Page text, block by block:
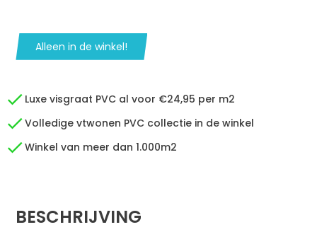
Alleen in de winkel!
Luxe visgraat PVC al voor €24,95 per m2
Volledige vtwonen PVC collectie in de winkel
Winkel van meer dan 1.000m2
BESCHRIJVING